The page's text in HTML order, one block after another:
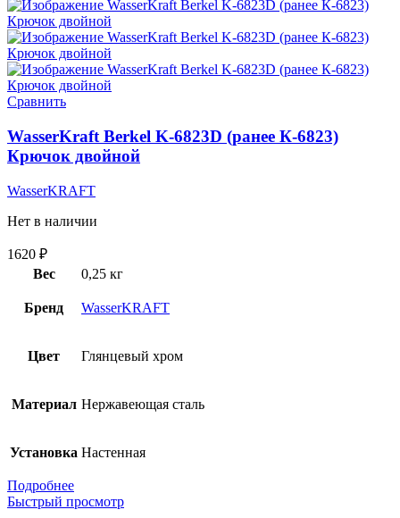
Сравнить
WasserKraft Berkel K-6823D (ранее К-6823)
Крючок двойной
WasserKRAFT
Нет в наличии
1620 ₽
Вес
0,25 кг
Бренд WasserKRAFT
Цвет Глянцевый хром
Материал Нержавеющая сталь
Установка Настенная
Подробнее
Быстрый просмотр